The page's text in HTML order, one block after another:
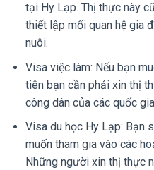
tại Hy Lạp. Thị thực này
thiết lập mối quan hệ gia
nuôi.
Visa việc làm: Nếu bạn
tiên bạn cần phải xin thị
công dân của các quốc
Visa du học Hy Lạp: Bạn
muốn tham gia vào các
Những người xin thị thực